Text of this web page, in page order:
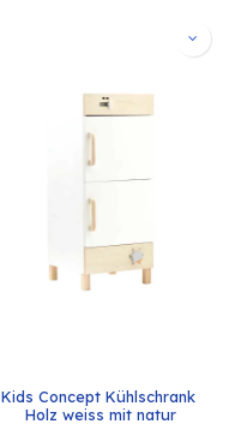
Kids Concept Kühlschrank
Holz weiss mit natur